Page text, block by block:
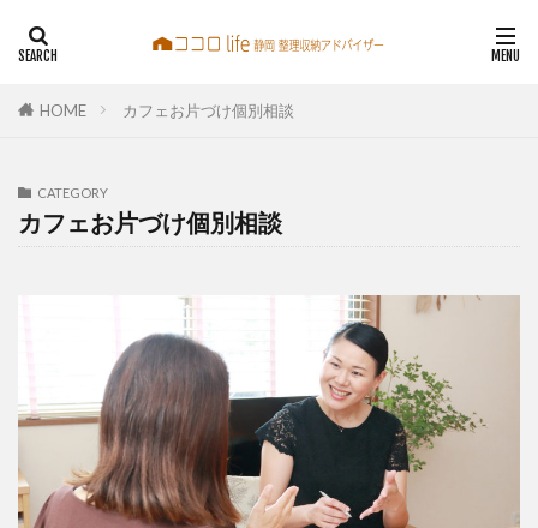
HOME カフェお片づけ個別相談
CATEGORY
カフェお片づけ個別相談
鷲巣心